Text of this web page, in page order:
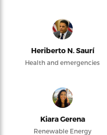
Heriberto N. Saurí
Health and emergencies
Kiara Gerena
Renewable Energy